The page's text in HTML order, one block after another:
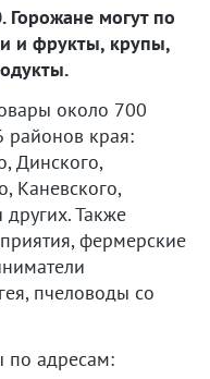
Горожане могут по
и фрукты, крупы,
около 700
районов края:
Динского,
Каневского,
Также
фермерские
пчеловоды со
по адресам: